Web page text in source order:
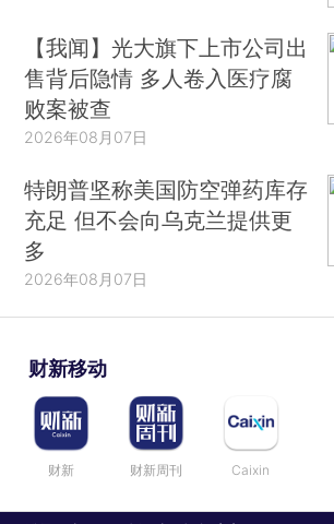
【我闻】光大旗下上市公司出
售背后隐情 多人卷入医疗腐
败案被查
2026年08月07日
特朗普坚称美国防空弹药库存
充足 但不会向乌克兰提供更
多
2026年08月07日
财新移动
财新 财新周刊 Caixin